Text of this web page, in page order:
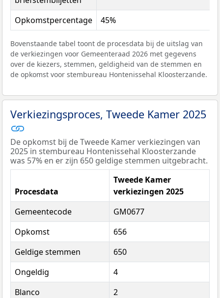
Opkomstpercentage
45%
Bovenstaande tabel toont de procesdata bij de uitslag van
de verkiezingen voor Gemeenteraad 2026 met gegevens
over de kiezers, stemmen, geldigheid van de stemmen en
de opkomst voor stembureau Hontenissehal Kloosterzande.
Verkiezingsproces, Tweede Kamer 2025
De opkomst bij de Tweede Kamer verkiezingen van
2025 in stembureau Hontenissehal Kloosterzande
was 57% en er zijn 650 geldige stemmen uitgebracht.
Procesdata
Tweede Kamer
verkiezingen 2025
Gemeentecode
GM0677
Opkomst
656
Geldige stemmen
650
Ongeldig
4
Blanco
2